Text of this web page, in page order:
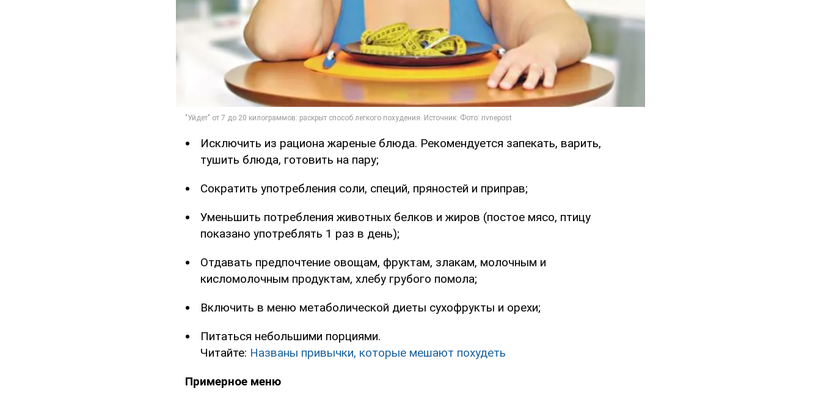
Исключить из рациона жареные блюда. Рекомендуется запекать, варить,
тушить блюда, готовить на пару;
Сократить употребления соли, специй, пряностей и приправ;
Уменьшить потребления животных белков и жиров (постое мясо, птицу
показано употреблять 1 раз в день);
Отдавать предпочтение овощам, фруктам, злакам, молочным и
кисломолочным продуктам, хлебу грубого помола;
Включить в меню метаболической диеты сухофрукты и орехи;
Питаться небольшими порциями.
Читайте: Названы привычки, которые мешают похудеть
Примерное меню